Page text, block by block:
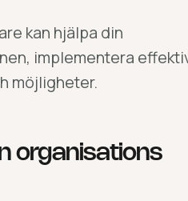
kan hjälpa din
implementera
möjligheter.
organisations